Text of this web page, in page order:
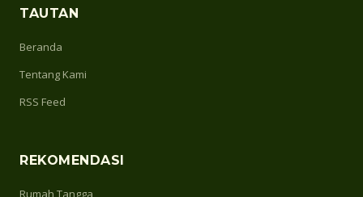
TAUTAN
Beranda
Tentang Kami
RSS Feed
REKOMENDASI
Rumah Tangga